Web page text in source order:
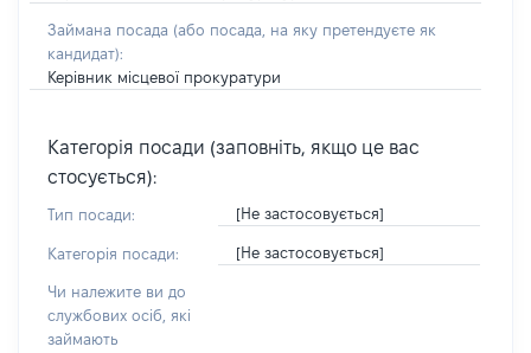
Займана посада (або посада, на яку претендуєте як
кандидат):
Керівник місцевої прокуратури
Категорія посади (заповніть, якщо це вас
стосується):
Тип посади: [Не застосовується]
Категорія посади: [Не застосовується]
Чи належите ви до
службових осіб, які
займають